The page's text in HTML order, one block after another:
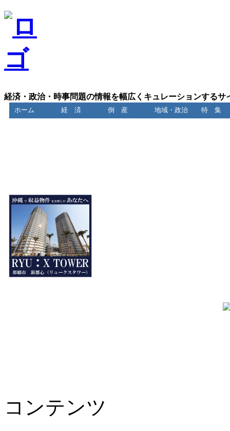
経済・政治・時事問題の情報を幅広くキュレーションするサ
ホーム 経 済 倒 産 地域・政治 特 集
コンテンツ